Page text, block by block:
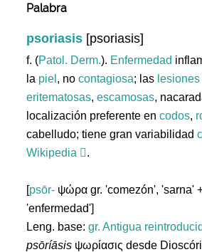
Palabra
psoriasis [psoriasis]
f. (Patol. Derm.). Enfermedad
la piel , nocontagiosa; las lesiones
eritematosas,escamosas,
localización preferente encodos,
cabelludo; tiene gran variabilidad
Wikipedia
.
[psōr- ψώρα gr. 'comezón', 'sarna'
'enfermedad']
Leng. base:gr. Antigua
psōríāsis ψωρίασις desde